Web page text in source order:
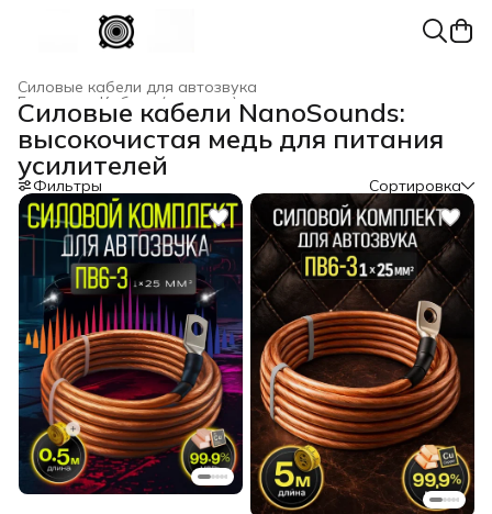
Силовые кабели для автозвука
Кабели (провода) для автозвука из меди
Главная
Силовые кабели NanoSounds:
высокочистая медь для питания
усилителей
Фильтры Сортировка